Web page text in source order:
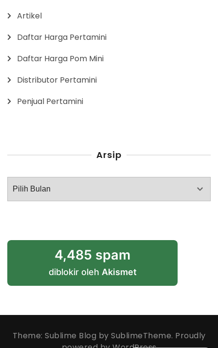
Artikel
Daftar Harga Pertamini
Daftar Harga Pom Mini
Distributor Pertamini
Penjual Pertamini
Arsip
Arsip
4,485 spam
diblokir oleh Akismet
Theme: Sublime Blog by SublimeTheme. Proudly